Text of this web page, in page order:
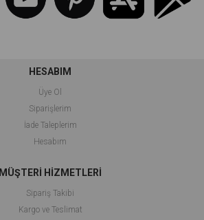
HESABIM
Üye Ol
Siparişlerim
İade Taleplerim
Hesabım
MÜŞTERİ HİZMETLERİ
Sipariş Takibi
Kargo ve Teslimat